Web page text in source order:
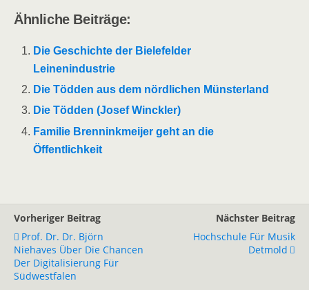
Ähnliche Beiträge:
Die Geschichte der Bielefelder
Leinenindustrie
Die Tödden aus dem nördlichen Münsterland
Die Tödden (Josef Winckler)
Familie Brenninkmeijer geht an die
Öffentlichkeit
Vorheriger Beitrag
Prof. Dr. Dr. Björn
Niehaves Über Die Chancen
Der Digitalisierung Für
Südwestfalen
Nächster Beitrag
Hochschule Für Musik
Detmold